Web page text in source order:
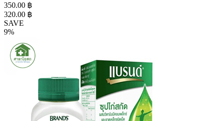
350.00 ฿
320.00 ฿
SAVE
9%